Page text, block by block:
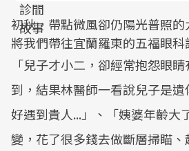
初秋，帶點微風卻仍陽光普照的
將我們帶往宜蘭羅東的五福眼科
「兒子才小二，卻經常抱怨眼
到，結果林醫師一看說兒子是
好遇到貴人...」、「姨婆年齡大
變，花了很多錢去做斷層掃瞄